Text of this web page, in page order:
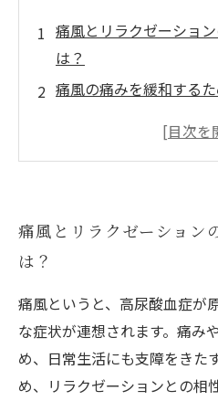
痛風とリラクゼーショ
は？
痛風の痛みを緩和する
痛風に効果的なマッサ
痛風の予防にも効果的
痛風とリラクゼーション
は？
痛風というと、高尿酸血症が
な症状が連想されます。痛み
め、日常生活にも支障をきた
め、リラクゼーションとの相